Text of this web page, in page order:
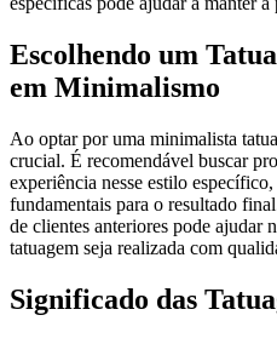
Escolhendo um
em Minimalismo
Ao optar por uma minimalista
crucial. É recomendável buscar
experiência nesse estilo
fundamentais para o resultado
de clientes anteriores pode ajudar
tatuagem seja realizada com
Significado das